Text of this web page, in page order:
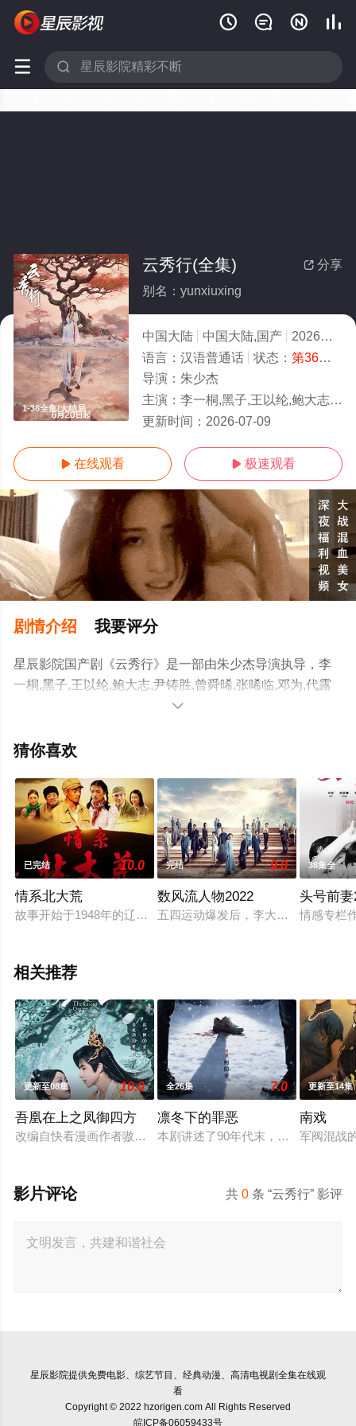
   
 
1-36全集/大结局
 分享
云秀行(全集)
别名：yunxiuxing
中国大陆 中国大陆,国产 2026
2.0
语言： 汉语普通话 状态： 第36集已完结
导演： 朱少杰
主演： 李一桐,黑子,王以纶,鲍大志,尹铸胜,曾舜晞,张晞临,邓为,代露娃,简宇熙,邓
更新时间： 2026-07-09
 在线观看  极速观看
剧情介绍 我要评分
星辰影院国产剧《云秀行》是一部由朱少杰导演执导，李
一桐,黑子,王以纶,鲍大志,尹铸胜,曾舜晞,张晞临,邓为,代露
娃,简宇熙,邓孝慈,程泓鑫,范静雯,田嘉瑞等演员精彩演绎的
免费观看高清无删减完整版电视剧全集就上星辰电影网，
台了解。

猜你喜欢
已完结 10.0
情系北大荒
故事开始于1948年的辽沈战役。营长郝豹（朱亚文 饰）在战斗
完结 9.0
数风流人物2022
五四运动爆发后，李大钊、陈独秀等
38集全
头号前妻
情感专栏
相关推荐
更新至08集 10.0
吾凰在上之凤御四方
改编自快看漫画作者嗷小泽的独家连载漫画《吾凰在上》。现
全26集 7.0
凛冬下的罪恶
本剧讲述了90年代末，怒河市刑侦支
更新至14集
南戏
军阀混战
共0 条 “云秀行” 影评
影片评论
星辰影院提供免费电影、综艺节目、经典动漫、高清电视剧全集在线观
看
Copyright © 2022 hzorigen.com All Rights Reserved
皖ICP备06059433号